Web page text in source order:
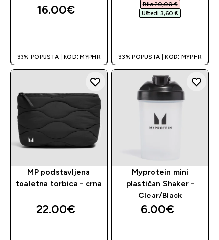
16.00€‎
33% POPUSTA | KOD: MYPHR
Bilo 20,00 €‎
Uštedi 3,60 €‎
33% POPUSTA | KOD: MYPHR
MP podstavljena
toaletna torbica - crna
22.00€‎
Myprotein mini
plastičan Shaker -
Clear/Black
6.00€‎